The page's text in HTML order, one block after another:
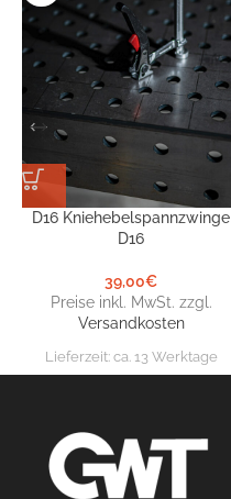
D16 Kniehebelspannzwinge
D16
39,00€
Preise inkl. MwSt. zzgl.
Versandkosten
Lieferzeit: ca. 13 Werktage